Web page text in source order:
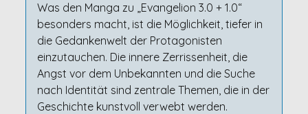
Was den Manga zu „Evangelion 3.0 + 1.0“
besonders macht, ist die Möglichkeit, tiefer in
die Gedankenwelt der Protagonisten
einzutauchen. Die innere Zerrissenheit, die
Angst vor dem Unbekannten und die Suche
nach Identität sind zentrale Themen, die in der
Geschichte kunstvoll verwebt werden.